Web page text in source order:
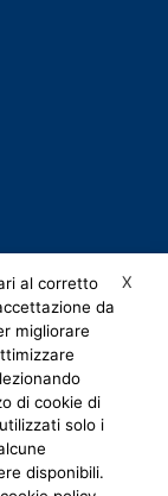
X
al corretto
da
migliorare
di cookie di
solo i
disponibili.